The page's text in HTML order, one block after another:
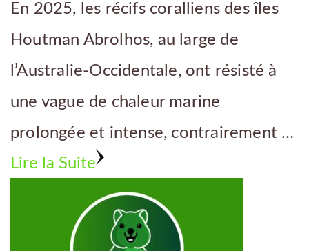
En 2025, les récifs coralliens des îles
Houtman Abrolhos, au large de
l’Australie-Occidentale, ont résisté à
une vague de chaleur marine
prolongée et intense, contrairement …
Lire la Suite